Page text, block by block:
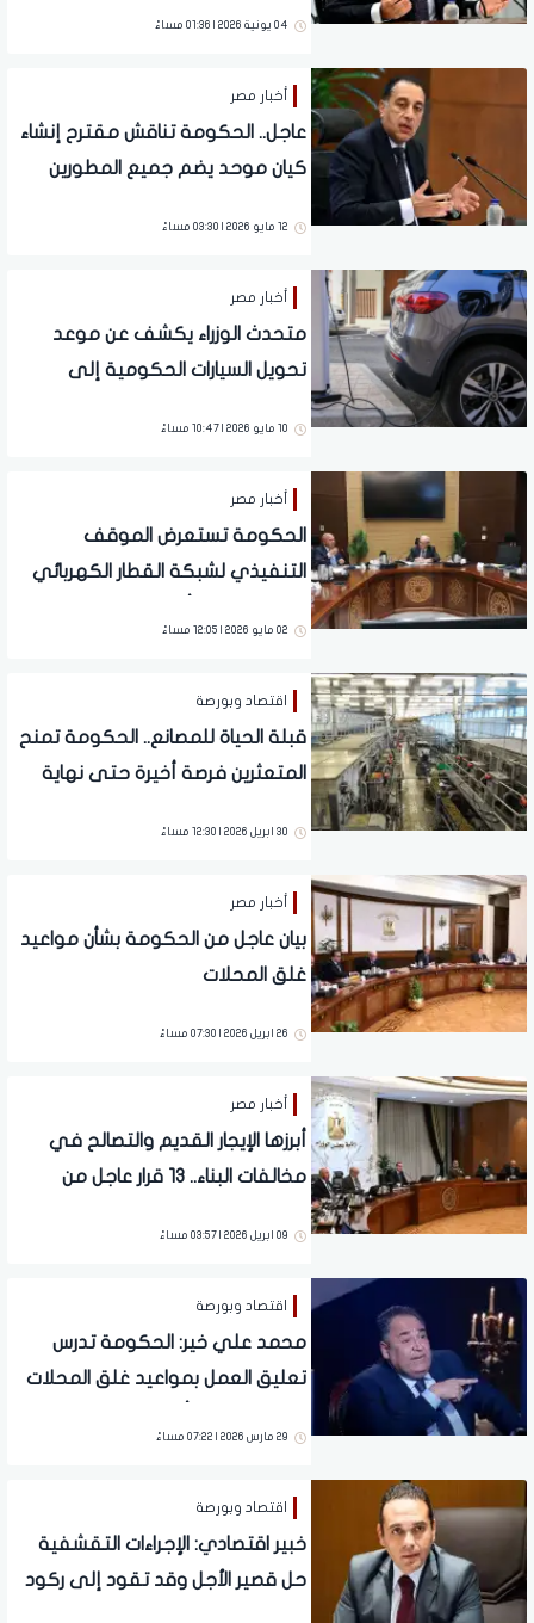
04 يونية 2026 | 01:36 مساءً
أخبار مصر
عاجل.. الحكومة تناقش مقترح إنشاء
كيان موحد يضم جميع المطورين
12 مايو 2026 | 03:30 مساءً
أخبار مصر
متحدث الوزراء يكشف عن موعد
تحويل السيارات الحكومية إلى
10 مايو 2026 | 10:47 مساءً
أخبار مصر
الحكومة تستعرض الموقف
التنفيذي لشبكة القطار الكهربائي
02 مايو 2026 | 12:05 مساءً
اقتصاد وبورصة
قبلة الحياة للمصانع.. الحكومة تمنح
المتعثرين فرصة أخيرة حتى نهاية
30 ابريل 2026 | 12:30 مساءً
أخبار مصر
بيان عاجل من الحكومة بشأن مواعيد
غلق المحلات
26 ابريل 2026 | 07:30 مساءً
أخبار مصر
أبرزها الإيجار القديم والتصالح في
مخالفات البناء.. 13 قرار عاجل من
09 ابريل 2026 | 03:57 مساءً
اقتصاد وبورصة
محمد علي خير: الحكومة تدرس
تعليق العمل بمواعيد غلق المحلات
29 مارس 2026 | 07:22 مساءً
اقتصاد وبورصة
خبير اقتصادي: الإجراءات التقشفية
حل قصير الأجل وقد تقود إلى ركود